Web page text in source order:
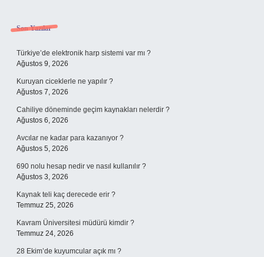
Sidebar
Son Yazılar
Türkiye’de elektronik harp sistemi var mı ?
Ağustos 9, 2026
Kuruyan ciceklerle ne yapılır ?
Ağustos 7, 2026
Cahiliye döneminde geçim kaynakları nelerdir ?
Ağustos 6, 2026
Avcılar ne kadar para kazanıyor ?
Ağustos 5, 2026
690 nolu hesap nedir ve nasıl kullanılır ?
Ağustos 3, 2026
Kaynak teli kaç derecede erir ?
Temmuz 25, 2026
Kavram Üniversitesi müdürü kimdir ?
Temmuz 24, 2026
28 Ekim’de kuyumcular açık mı ?